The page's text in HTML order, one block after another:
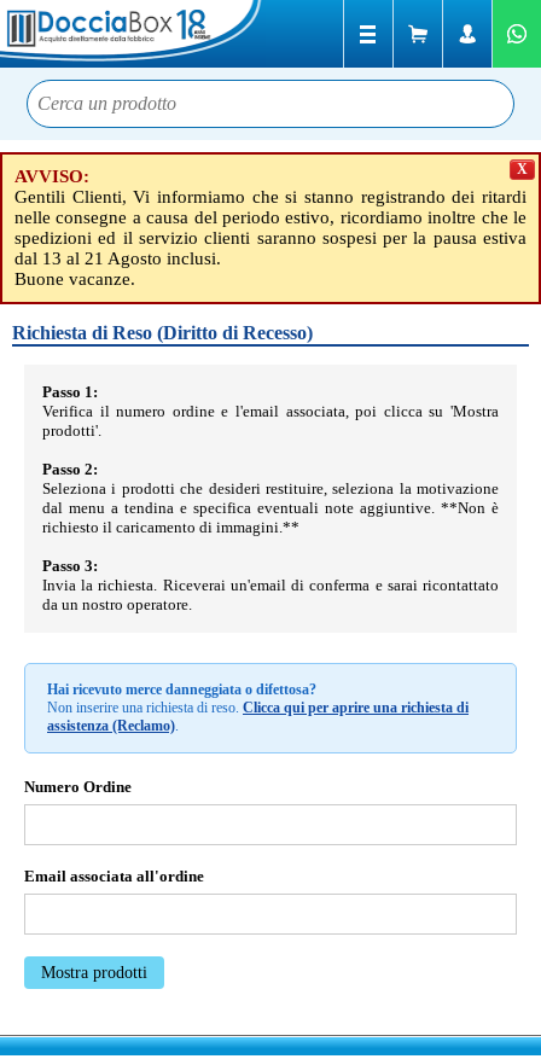
AVVISO:
Gentili Clienti, Vi informiamo che si stanno registrando dei ritardi
nelle consegne a causa del periodo estivo, ricordiamo inoltre che le
spedizioni ed il servizio clienti saranno sospesi per la pausa estiva
dal 13 al 21 Agosto inclusi.
Buone vacanze.
X
Richiesta di Reso (Diritto di Recesso)
Passo 1:
Verifica il numero ordine e l'email associata, poi clicca su 'Mostra
prodotti'.
Passo 2:
Seleziona i prodotti che desideri restituire, seleziona la motivazione
dal menu a tendina e specifica eventuali note aggiuntive. **Non è
richiesto il caricamento di immagini.**
Passo 3:
Invia la richiesta. Riceverai un'email di conferma e sarai ricontattato
da un nostro operatore.
Hai ricevuto merce danneggiata o difettosa?
Non inserire una richiesta di reso. Clicca qui per aprire una richiesta di
assistenza (Reclamo).
Numero Ordine
Email associata all'ordine
Mostra prodotti